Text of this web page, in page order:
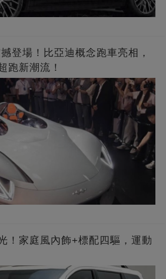
登場！比亞迪概念跑車亮相，
跑新潮流！
！家庭風內飾+標配四驅，運動